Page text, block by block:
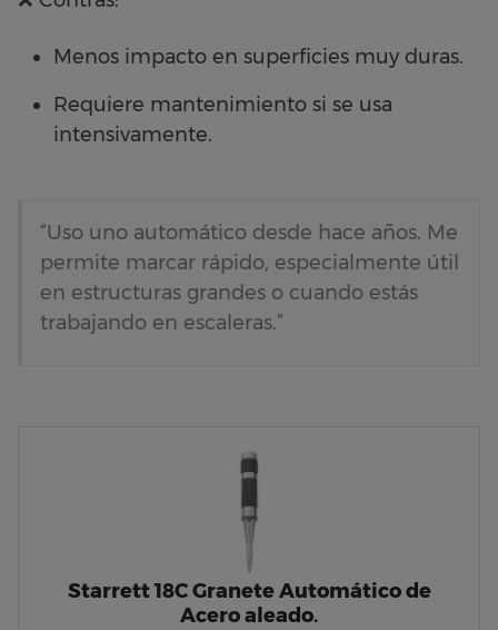
Menos impacto en superficies muy duras.
Requiere mantenimiento si se usa
intensivamente.
“Uso uno automático desde hace años. Me
permite marcar rápido, especialmente útil
en estructuras grandes o cuando estás
trabajando en escaleras.”
Starrett 18C Granete Automático de
Acero aleado.